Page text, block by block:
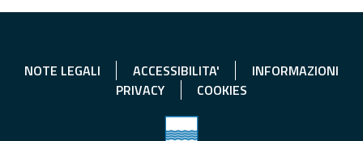
NOTE LEGALI ACCESSIBILITA'
INFORMAZIONI
PRIVACY
COOKIES